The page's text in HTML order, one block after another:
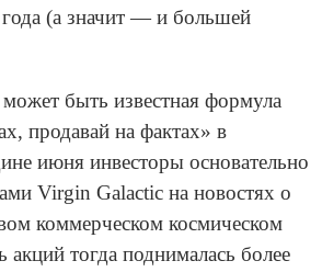
(а значит — и большей
быть известная формула
продавай на фактах» в
июня инвесторы основательно
Virgin Galactic на новостях о
коммерческом космическом
акций тогда поднималась более